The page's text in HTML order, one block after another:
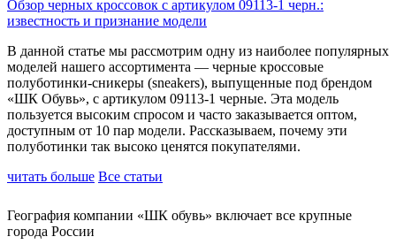
Обзор черных кроссовок с артикулом 09113-1 черн.:
известность и признание модели
В данной статье мы рассмотрим одну из наиболее популярных
моделей нашего ассортимента — черные кроссовые
полуботинки-сникеры (sneakers), выпущенные под брендом
«ШК Обувь», с артикулом 09113-1 черные. Эта модель
пользуется высоким спросом и часто заказывается оптом,
доступным от 10 пар модели. Рассказываем, почему эти
полуботинки так высоко ценятся покупателями.
читать больше Все статьи
География компании «ШК обувь» включает все крупные
города России